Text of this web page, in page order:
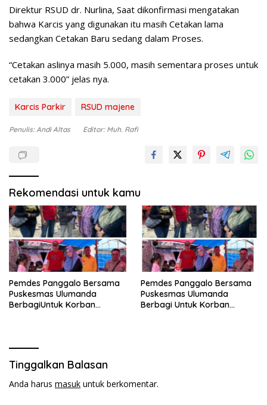
Direktur RSUD dr. Nurlina, Saat dikonfirmasi mengatakan
bahwa Karcis yang digunakan itu masih Cetakan lama
sedangkan Cetakan Baru sedang dalam Proses.
“Cetakan aslinya masih 5.000, masih sementara proses untuk
cetakan 3.000” jelas nya.
Karcis Parkir RSUD majene
Penulis: Andi Altas Editor: Muh. Rafi
Rekomendasi untuk kamu
Pemdes Panggalo Bersama
Puskesmas Ulumanda
BerbagiUntuk Korban
Pemdes Panggalo Bersama
Puskesmas Ulumanda
Berbagi Untuk Korban
Tinggalkan Balasan
Anda harus masuk untuk berkomentar.